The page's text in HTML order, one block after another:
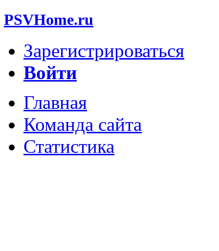
PSVHome.ru
Зарегистрироваться
Войти
Главная
Команда сайта
Статистика